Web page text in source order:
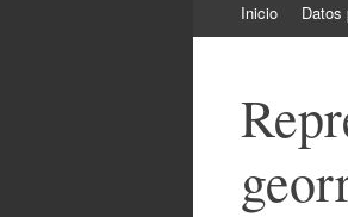
al
Inicio Datos